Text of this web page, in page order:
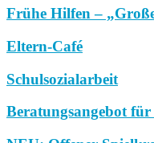
Frühe Hilfen –
Eltern-Café
Schulsozialarbeit
Beratungsangebot